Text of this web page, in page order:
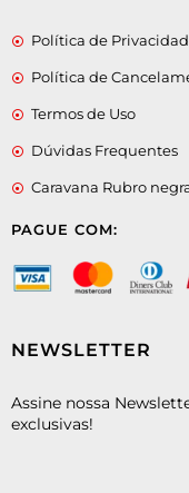
Política de
Política de
Termos de Uso
Dúvidas Frequentes
Caravana Rubro
PAGUE COM:
NEWSLETTER
Assine nossa
exclusivas!